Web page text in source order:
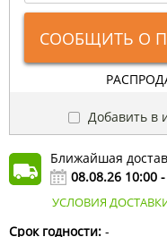
СООБЩИТЬ О
Добавить в
Ближайшая
08.08.26 10:00
УСЛОВИЯ
Срок годности: -